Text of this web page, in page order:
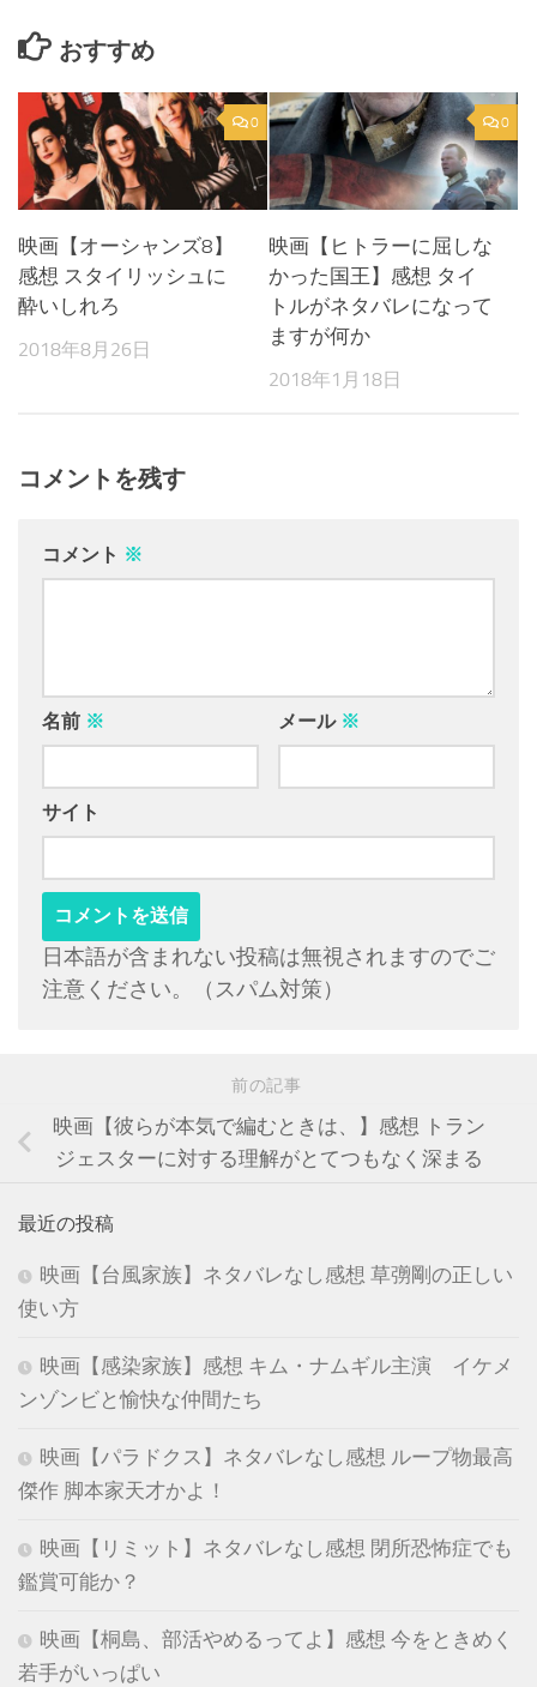
おすすめ
0
映画【オーシャンズ8】
感想 スタイリッシュに
酔いしれろ
2018年8月26日
0
映画【ヒトラーに屈しな
かった国王】感想 タイ
トルがネタバレになって
ますが何か
2018年1月18日
コメントを残す
コメント ※
名前 ※ メール ※
サイト
日本語が含まれない投稿は無視されますのでご
注意ください。（スパム対策）
前の記事
映画【彼らが本気で編むときは、】感想 トラン
ジェスターに対する理解がとてつもなく深まる
最近の投稿
映画【台風家族】ネタバレなし感想 草彅剛の正しい
使い方
映画【感染家族】感想 キム・ナムギル主演 イケメ
ンゾンビと愉快な仲間たち
映画【パラドクス】ネタバレなし感想 ループ物最高
傑作 脚本家天才かよ！
映画【リミット】ネタバレなし感想 閉所恐怖症でも
鑑賞可能か？
映画【桐島、部活やめるってよ】感想 今をときめく
若手がいっぱい